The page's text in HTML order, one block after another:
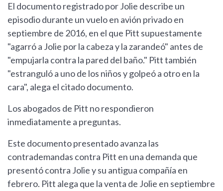
El documento registrado por Jolie describe un
episodio durante un vuelo en avión privado en
septiembre de 2016, en el que Pitt supuestamente
"agarró a Jolie por la cabeza y la zarandeó" antes de
"empujarla contra la pared del baño." Pitt también
"estranguló a uno de los niños y golpeó a otro en la
cara", alega el citado documento.
Los abogados de Pitt no respondieron
inmediatamente a preguntas.
Este documento presentado avanza las
contrademandas contra Pitt en una demanda que
presentó contra Jolie y su antigua compañía en
febrero. Pitt alega que la venta de Jolie en septiembre